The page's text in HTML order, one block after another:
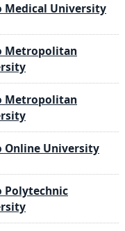
Medical University
Metropolitan
Metropolitan
Online University
Polytechnic